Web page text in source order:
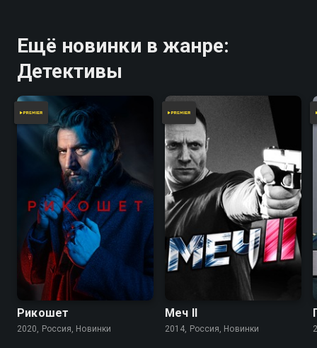
Ещё новинки в жанре:
Детективы
Рикошет
2020, Россия, Новинки
Меч II
2014, Россия, Новинки